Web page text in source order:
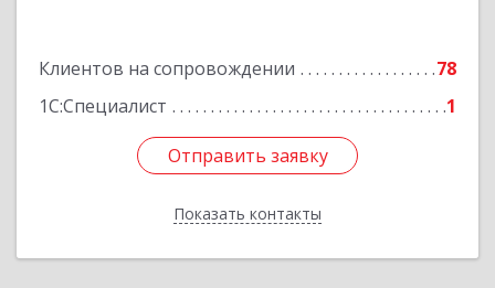
Клиентов на сопровождении
78
1С:Специалист
1
Отправить заявку
Показать контакты
Подробнее
Отправить заявку
Назад